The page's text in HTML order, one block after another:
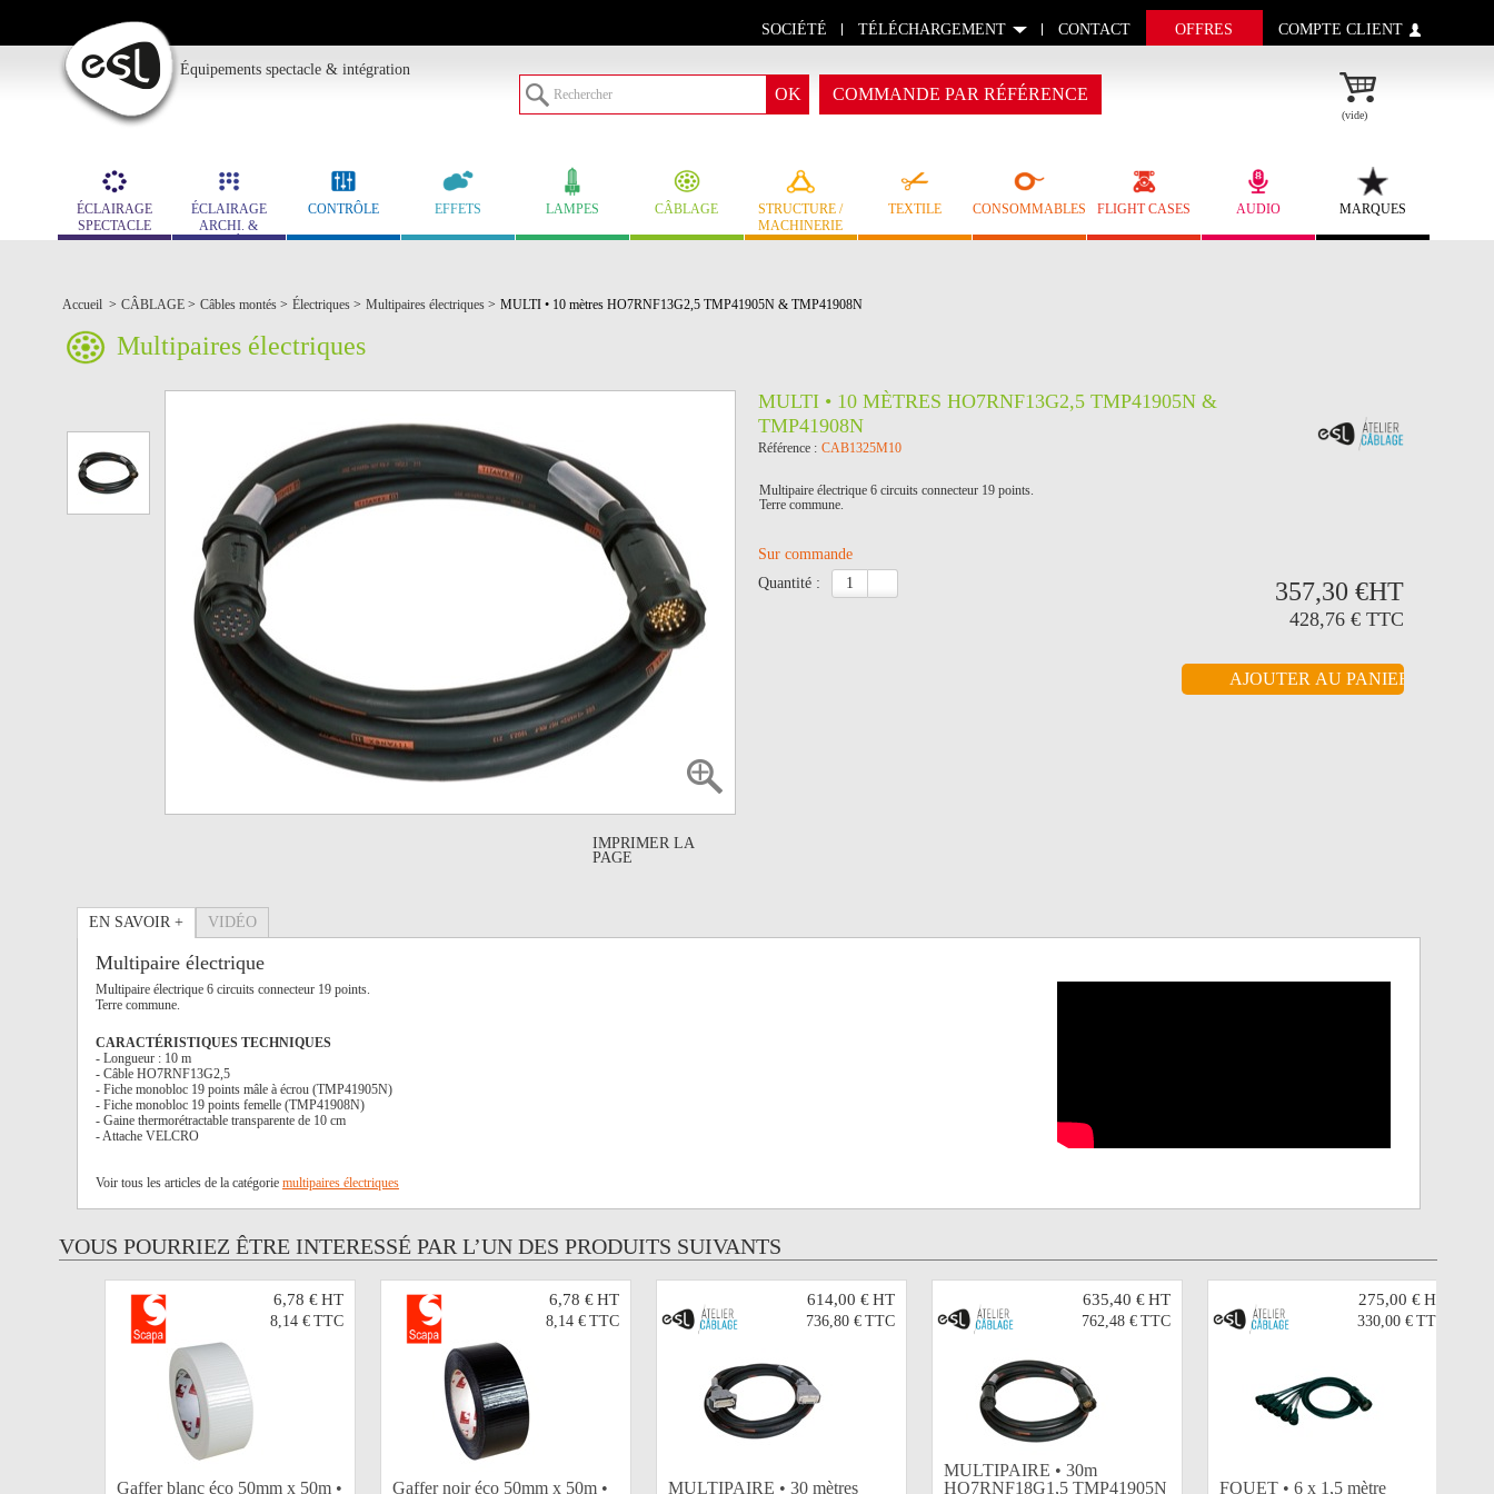
SOCIÉTÉ TÉLÉCHARGEMENT CONTACT OFFRES COMPTE CLIENT
Équipements spectacle & intégration
(vide)
COMMANDE PAR RÉFÉRENCE
ÉCLAIRAGE
SPECTACLE
ÉCLAIRAGE
ARCHI. &
MUSÉO.
CONTRÔLE EFFETS LAMPES CÂBLAGE
STRUCTURE /
MACHINERIE
TEXTILE CONSOMMABLES FLIGHT CASES AUDIO MARQUES
Accueil > CÂBLAGE > Câbles montés > Électriques > Multipaires électriques > MULTI • 10 mètres HO7RNF13G2,5 TMP41905N & TMP41908N
Multipaires électriques
IMPRIMER LA
PAGE
MULTI • 10 MÈTRES HO7RNF13G2,5 TMP41905N &
TMP41908N
Référence : CAB1325M10
Multipaire électrique 6 circuits connecteur 19 points.
Terre commune.
Sur commande
quantité :
357,30 €HT
428,76 € TTC
EN SAVOIR + VIDÉO
Multipaire électrique
Multipaire électrique 6 circuits connecteur 19 points.
Terre commune.
CARACTÉRISTIQUES TECHNIQUES
- Longueur : 10 m
- Câble HO7RNF13G2,5
- Fiche monobloc 19 points mâle à écrou (TMP41905N)
- Fiche monobloc 19 points femelle (TMP41908N)
- Gaine thermorétractable transparente de 10 cm
- Attache VELCRO
Voir tous les articles de la catégorie multipaires électriques
VOUS POURRIEZ ÊTRE INTERESSÉ PAR L’UN DES PRODUITS SUIVANTS
6,78 €HT
8,14 € TTC
Gaffer blanc éco 50mm x 50m •
6,78 €HT
8,14 € TTC
Gaffer noir éco 50mm x 50m •
614,00 €HT
736,80 € TTC
MULTIPAIRE • 30 mètres
635,40 €HT
762,48 € TTC
MULTIPAIRE • 30m
HO7RNF18G1,5 TMP41905N
275,00 €HT
330,00 € TTC
FOUET • 6 x 1,5 mètre